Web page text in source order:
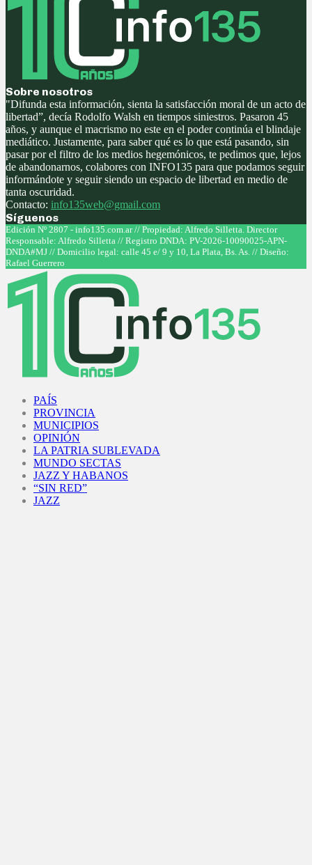
Sobre nosotros
"Difunda esta información, sienta la satisfacción moral de un acto de
libertad”, decía Rodolfo Walsh en tiempos siniestros. Pasaron 45
años, y aunque el macrismo no este en el poder continúa el blindaje
mediático. Justamente, para saber qué es lo que está pasando, sin
pasar por el filtro de los medios hegemónicos, te pedimos que, lejos
de abandonarnos, colabores con INFO135 para que podamos seguir
informándote y seguir siendo un espacio de libertad en medio de
tanta oscuridad.
Contacto: info135web@gmail.com
Síguenos
Facebook
Twitter
Instagram
Youtube
Edición Nº 2807 - info135.com.ar // Propiedad: Alfredo Silletta. Director
Responsable: Alfredo Silletta // Registro DNDA: PV-2026-10090025-APN-
DNDA#MJ // Domicilio legal: calle 45 e/ 9 y 10, La Plata, Bs. As. // Diseño:
Rafael Guerrero
PAÍS
PROVINCIA
MUNICIPIOS
OPINIÓN
LA PATRIA SUBLEVADA
MUNDO SECTAS
JAZZ Y HABANOS
“SIN RED”
JAZZ